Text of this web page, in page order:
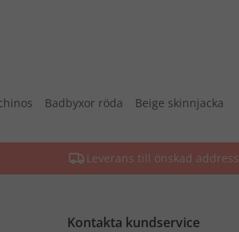
Badbyxor röda Beige skinnjacka
Leverans till önskad address
Kontakta kundservice